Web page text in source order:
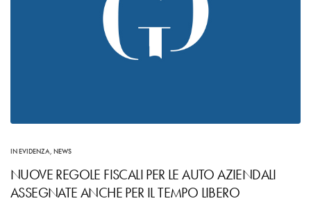
IN EVIDENZA, NEWS
NUOVE REGOLE FISCALI PER LE AUTO AZIENDALI
ASSEGNATE ANCHE PER IL TEMPO LIBERO